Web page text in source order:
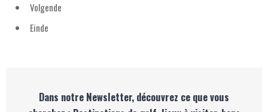
Volgende
Einde
Dans notre Newsletter, découvrez ce que vous